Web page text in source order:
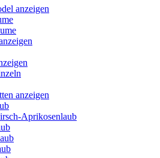
anzeigen
anzeigen
Aprikosenlaub